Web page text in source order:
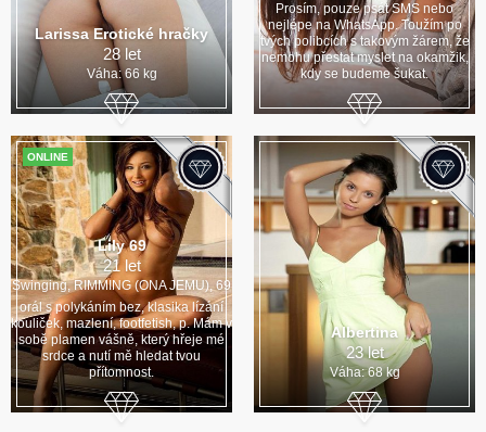
Larissa Erotické hračky
28 let
Váha: 66 kg
Prosím, pouze psát SMS nebo
nejlépe na WhatsApp. Toužím po
tvých polibcích s takovým žárem, že
nemohu přestat myslet na okamžik,
kdy se budeme šukat.
ONLINE
Lily 69
21 let
Swinging, RIMMING (ONA JEMU), 69
orál s polykáním bez, klasika lízání
kouliček, mazlení, footfetish, p. Mám v
sobě plamen vášně, který hřeje mé
srdce a nutí mě hledat tvou
přítomnost.
Albertina
23 let
Váha: 68 kg